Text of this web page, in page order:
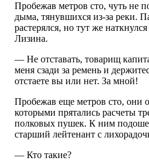
Пробежав метров сто, чуть не
дыма, тянувшихся из-за реки.
растерялся, но тут же
Лизина.
— Не отставать, товарищ
меня сзади за ремень и
отстаете вы или нет. За мной!
Пробежав еще метров сто, они
которыми прятались расчеты
полковых пушек. К ним
старший лейтенант с
— Кто такие?